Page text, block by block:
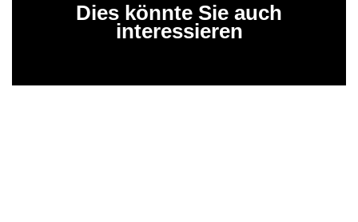
Dies könnte Sie auch
interessieren